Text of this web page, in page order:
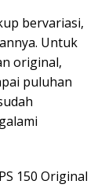
bervariasi,
Untuk
original,
puluhan
150 Original